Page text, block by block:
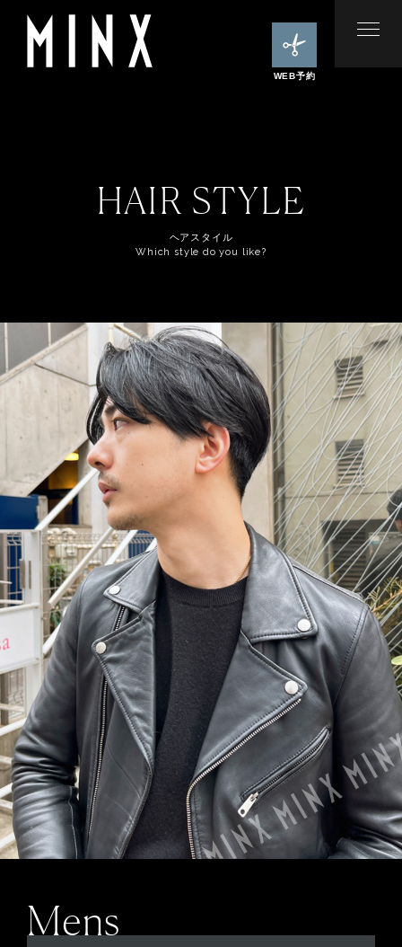
WEB予約
HAIR STYLE
ヘアスタイル
Which style do you like?
Mens